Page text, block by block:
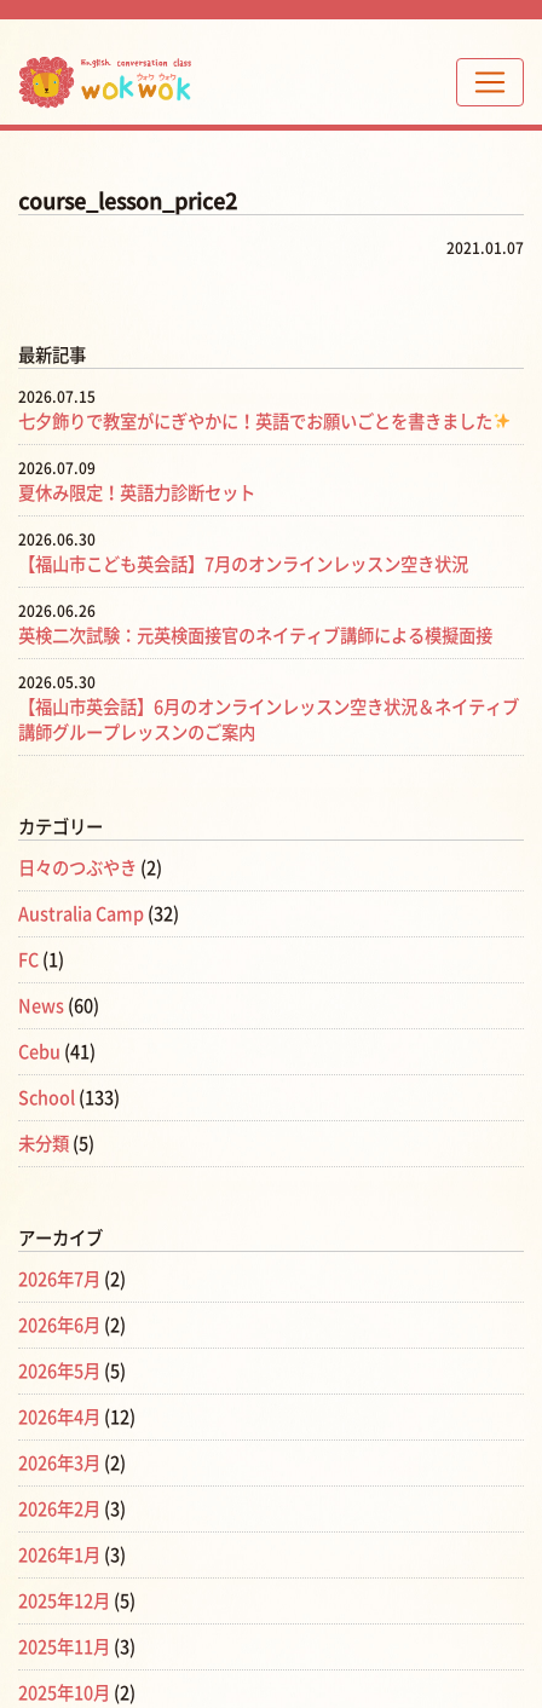
course_lesson_price2
2021.01.07
最新記事
2026.07.15
七夕飾りで教室がにぎやかに！英語でお願いごとを書きました
2026.07.09
夏休み限定！英語力診断セット
2026.06.30
【福山市こども英会話】7月のオンラインレッスン空き状況
2026.06.26
英検二次試験：元英検面接官のネイティブ講師による模擬面接
2026.05.30
【福山市英会話】6月のオンラインレッスン空き状況＆ネイティブ
講師グループレッスンのご案内
カテゴリー
日々のつぶやき (2)
Australia Camp (32)
FC (1)
News (60)
Cebu (41)
School (133)
未分類 (5)
アーカイブ
2026年7月 (2)
2026年6月 (2)
2026年5月 (5)
2026年4月 (12)
2026年3月 (2)
2026年2月 (3)
2026年1月 (3)
2025年12月 (5)
2025年11月 (3)
2025年10月 (2)